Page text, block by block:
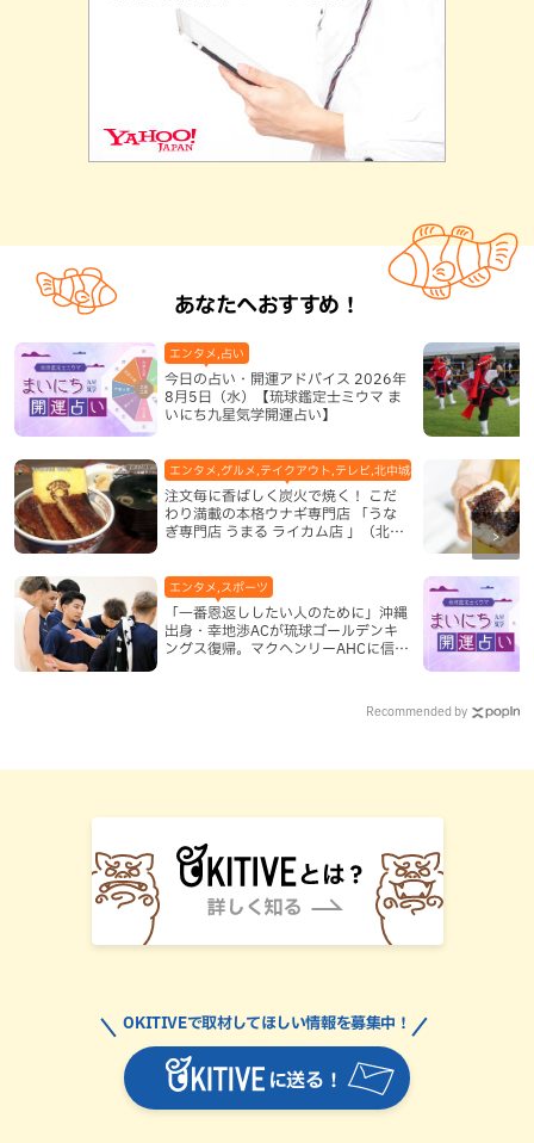
あなたへおすすめ！
今日の占い・開運アドバイス 2026年
8月5日（水）【琉球鑑定士ミウマ ま
いにち九星気学開運占い】
エンタメ,占い
注文毎に香ばしく炭火で焼く！ こだ
わり満載の本格ウナギ専門店 「うな
ぎ専門店 うまる ライカム店 」（北中
エンタメ,グルメ,テイクアウト,テレビ,北中城村,和食・日本料理,地
「一番恩返ししたい人のために」沖縄
出身・幸地渉ACが琉球ゴールデンキ
ングス復帰。マクヘンリーAHCに信頼
エンタメ,スポーツ
Recommended by
に送る！
OKITIVEで取材してほしい情報を募集中！